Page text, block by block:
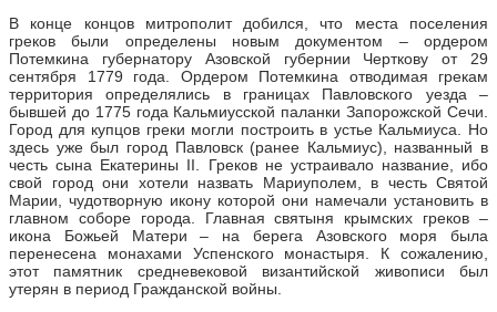
В конце концов митрополит добился, что места поселения
греков были определены новым документом – ордером
Потемкина губернатору Азовской губернии Черткову от 29
сентября 1779 года. Ордером Потемкина отводимая грекам
территория определялись в границах Павловского уезда –
бывшей до 1775 года Кальмиусской паланки Запорожской Сечи.
Город для купцов греки могли построить в устье Кальмиуса. Но
здесь уже был город Павловск (ранее Кальмиус), названный в
честь сына Екатерины II. Греков не устраивало название, ибо
свой город они хотели назвать Мариуполем, в честь Святой
Марии, чудотворную икону которой они намечали установить в
главном соборе города. Главная святыня крымских греков –
икона Божьей Матери – на берега Азовского моря была
перенесена монахами Успенского монастыря. К сожалению,
этот памятник средневековой византийской живописи был
утерян в период Гражданской войны.